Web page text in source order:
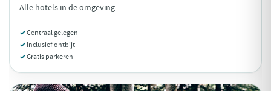
Alle hotels in de omgeving.
Centraal gelegen
Inclusief ontbijt
Gratis parkeren